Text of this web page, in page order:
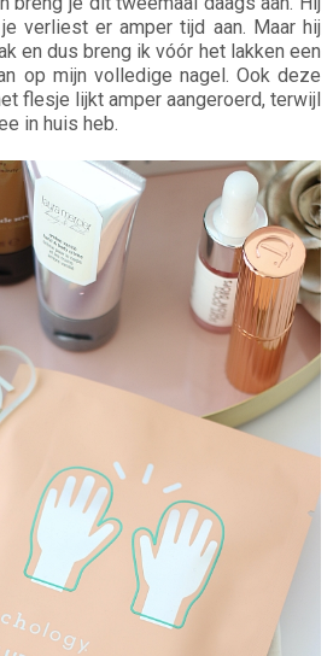
verliest er amper tijd aan. Maar hij
en dus breng ik vóór het lakken een
op mijn volledige nagel. Ook deze
flesje lijkt amper aangeroerd, terwijl
in huis heb.